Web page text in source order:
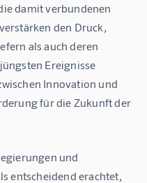
damit verbundenen
den Druck,
als auch deren
Ereignisse
Innovation und
für die Zukunft der
und
entscheidend erachtet,